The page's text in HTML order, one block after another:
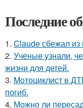
Последние
1. Claude сбежал
2. Ученые узнали,
жизни для детей.
3. Moтоциклист в
погиб.
4. Можно ли